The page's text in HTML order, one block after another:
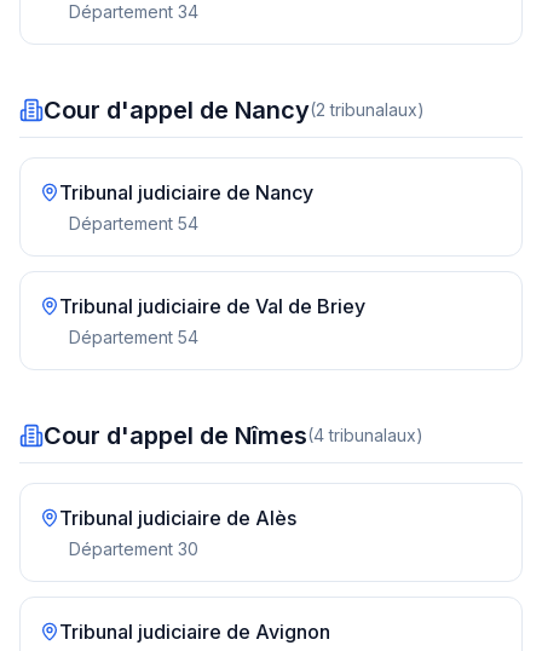
Département 34
Cour d'appel de Nancy(2 tribunalaux)
Tribunal judiciaire de Nancy
Département 54
Tribunal judiciaire de Val de Briey
Département 54
Cour d'appel de Nîmes(4tribunalaux)
Tribunal judiciaire de Alès
Département 30
Tribunal judiciaire de Avignon